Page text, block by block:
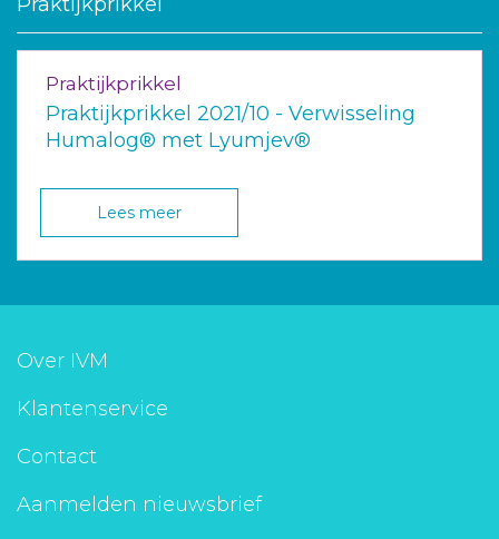
Praktijkprikkel
Praktijkprikkel 2021/10 - Verwisseling
Humalog® met Lyumjev®
Lees meer
Over IVM
Klantenservice
Contact
Aanmelden nieuwsbrief